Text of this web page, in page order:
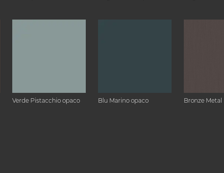
Verde Pistacchio opaco Blu Marino opaco Bronze Metal